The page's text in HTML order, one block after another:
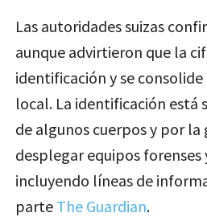
Las autoridades suizas
aunque advirtieron que la
identificación y se
local. La identificación
de algunos cuerpos y por
desplegar equipos
incluyendo líneas de
parte The Guardian.